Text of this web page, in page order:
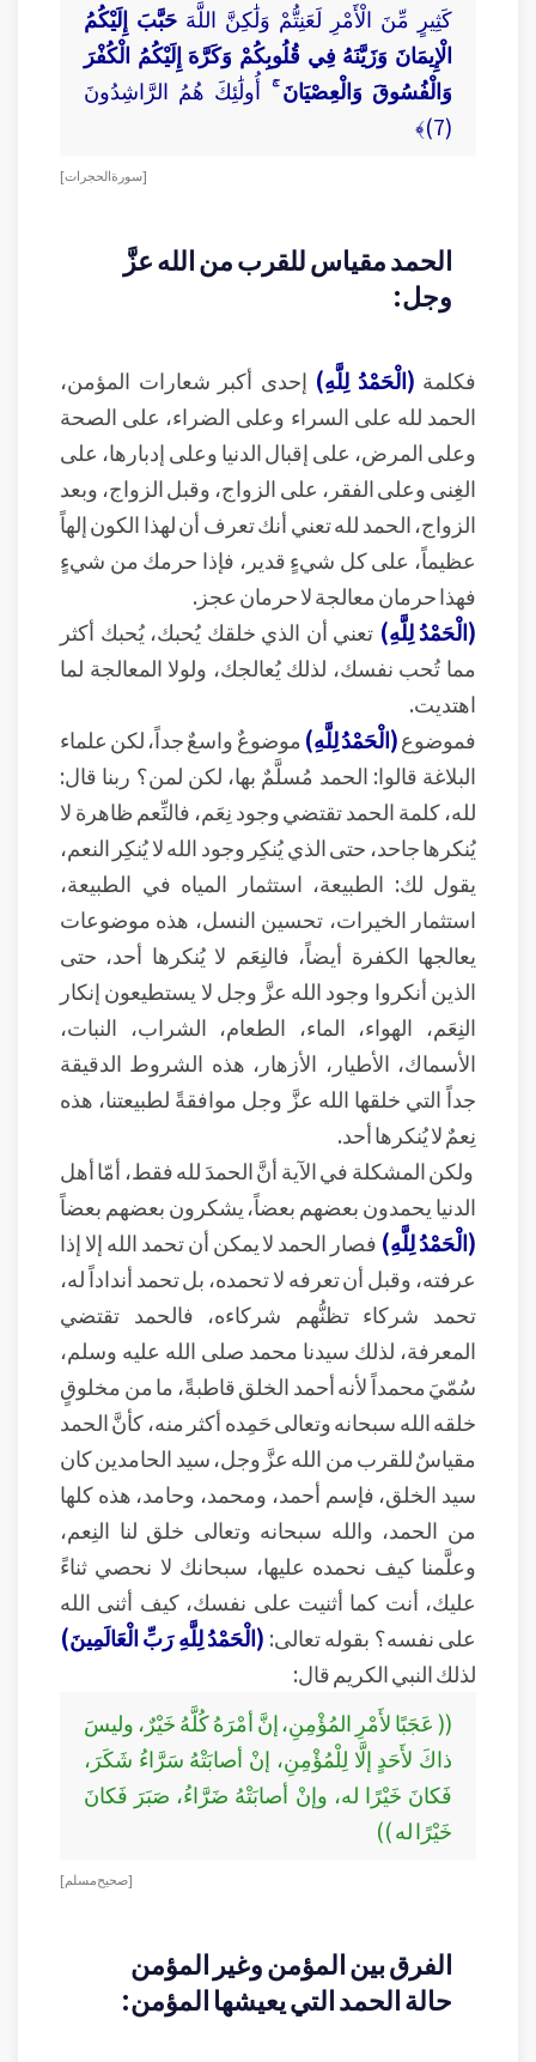
كَثِيرٍ مِّنَ الْأَمْرِ لَعَنِتُّمْ وَلَٰكِنَّ اللَّهَ حَبَّبَ إِلَيْكُمُ
الْإِيمَانَ وَزَيَّنَهُ فِي قُلُوبِكُمْ وَكَرَّهَ إِلَيْكُمُ الْكُفْرَ
وَالْفُسُوقَ وَالْعِصْيَانَ ۚ أُولَٰئِكَ هُمُ الرَّاشِدُونَ
(7)﴾
[ سورة الحجرات ]
الحمد مقياس للقرب من الله عزَّ
وجل:
فكلمة (الْحَمْدُ لِلَّهِ) إحدى أكبر شعارات المؤمن،
الحمد لله على السراء وعلى الضراء، على الصحة
وعلى المرض، على إقبال الدنيا وعلى إدبارها، على
الغِنى وعلى الفقر، على الزواج، وقبل الزواج، وبعد
الزواج، الحمد لله تعني أنك تعرف أن لهذا الكون إلهاً
عظيماً، على كل شيءٍ قدير، فإذا حرمك من شيءٍ
فهذا حرمان معالجة لا حرمان عجز.
(الْحَمْدُ لِلَّهِ) تعني أن الذي خلقك يُحبك، يُحبك أكثر
مما تُحب نفسك، لذلك يُعالجك، ولولا المعالجة لما
اهتديت.
فموضوع(الْحَمْدُ لِلَّهِ)موضوعٌ واسعٌ جداً، لكن علماء
البلاغة قالوا: الحمد مُسلَّمٌ بها، لكن لمن؟ ربنا قال:
لله، كلمة الحمد تقتضي وجود نِعَم، فالنِّعم ظاهرة لا
يُنكرها جاحد، حتى الذي يُنكِر وجود الله لا يُنكِر النعم،
يقول لك: الطبيعة، استثمار المياه في الطبيعة،
استثمار الخيرات، تحسين النسل، هذه موضوعات
يعالجها الكفرة أيضاً، فالنِعَم لا يُنكرها أحد، حتى
الذين أنكروا وجود الله عزَّ وجل لا يستطيعون إنكار
النِعَم، الهواء، الماء، الطعام، الشراب، النبات،
الأسماك، الأطيار، الأزهار، هذه الشروط الدقيقة
جداً التي خلقها الله عزَّ وجل موافقةً لطبيعتنا، هذه
نِعمٌ لا يُنكرها أحد.
ولكن المشكلة في الآية أنَّ الحمدَ لله فقط، أمّا أهل
الدنيا يحمدون بعضهم بعضاً، يشكرون بعضهم بعضاً
(الْحَمْدُ لِلَّهِ) فصار الحمد لا يمكن أن تحمد الله إلا إذا
عرفته، وقبل أن تعرفه لا تحمده، بل تحمد أنداداً له،
تحمد شركاء تظنُّهم شركاءه، فالحمد تقتضي
المعرفة، لذلك سيدنا محمد صلى الله عليه وسلم،
سُمّيَ محمداً لأنه أحمد الخلق قاطبةً، ما من مخلوقٍ
خلقه الله سبحانه وتعالى حَمِده أكثر منه، كأنَّ الحمد
مقياسٌ للقرب من الله عزَّ وجل، سيد الحامدين كان
سيد الخلق، فإسم أحمد، ومحمد، وحامد، هذه كلها
من الحمد، والله سبحانه وتعالى خلق لنا النِعم،
وعلَّمنا كيف نحمده عليها، سبحانك لا نحصي ثناءً
عليك، أنت كما أثنيت على نفسك، كيف أثنى الله
على نفسه؟ بقوله تعالى: (الْحَمْدُ لِلَّهِ رَبِّ الْعَالَمِينَ)
لذلك النبي الكريم قال:
(( عَجَبًا لأَمْرِ المُؤْمِنِ، إنَّ أمْرَهُ كُلَّهُ خَيْرٌ، وليسَ
ذاكَ لأَحَدٍ إلَّا لِلْمُؤْمِنِ، إنْ أصابَتْهُ سَرَّاءُ شَكَرَ،
فَكانَ خَيْرًا له، وإنْ أصابَتْهُ ضَرَّاءُ، صَبَرَ فَكانَ
خَيْرًا له ))
[ صحيح مسلم ]
الفرق بين المؤمن وغير المؤمن
حالة الحمد التي يعيشها المؤمن: